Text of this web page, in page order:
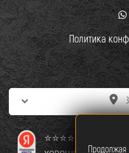
Политика
⭐⭐⭐⭐⭐
Продолжая